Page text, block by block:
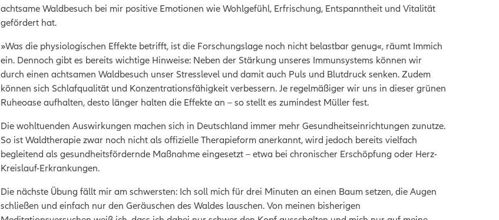
achtsame Waldbesuch bei mir positive Emotionen wie Wohlgefühl, Erfrischung, Entspanntheit und Vitalität
gefördert hat.
»Was die physiologischen Effekte betrifft, ist die Forschungslage noch nicht belastbar genug«, räumt Immich
ein. Dennoch gibt es bereits wichtige Hinweise: Neben der Stärkung unseres Immunsystems können wir
durch einen achtsamen Waldbesuch unser Stresslevel und damit auch Puls und Blutdruck senken. Zudem
können sich Schlafqualität und Konzentrationsfähigkeit verbessern. Je regelmäßiger wir uns in dieser grünen
Ruheoase aufhalten, desto länger halten die Effekte an – so stellt es zumindest Müller fest.
Die wohltuenden Auswirkungen machen sich in Deutschland immer mehr Gesundheitseinrichtungen zunutze.
So ist Waldtherapie zwar noch nicht als offizielle Therapieform anerkannt, wird jedoch bereits vielfach
begleitend als gesundheitsfördernde Maßnahme eingesetzt – etwa bei chronischer Erschöpfung oder Herz-
Kreislauf-Erkrankungen.
Die nächste Übung fällt mir am schwersten: Ich soll mich für drei Minuten an einen Baum setzen, die Augen
schließen und einfach nur den Geräuschen des Waldes lauschen. Von meinen bisherigen